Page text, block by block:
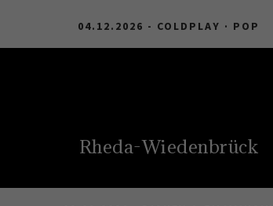
04.12.2026 - COLDPLAY · POP
Rheda-Wiedenbrück